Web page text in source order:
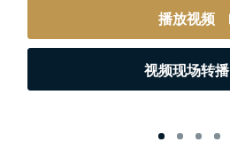
播放视频
视频现场转播